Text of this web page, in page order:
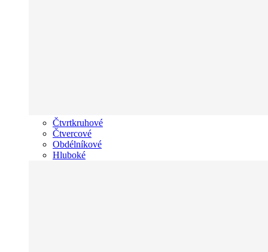
Čtvrtkruhové
Čtvercové
Obdélníkové
Hluboké